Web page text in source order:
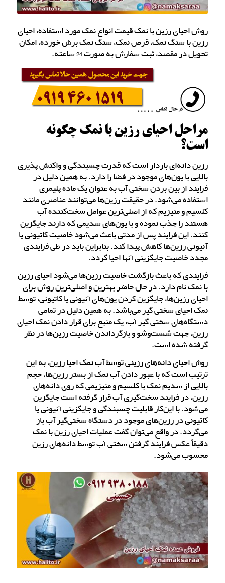
روش احیای رزین با نمک قیمت انواع نمک مورد استفاده، احیای
رزین با سنگ نمک، قرص نمک، سنگ نمک برش خورده، امکان
تحویل در مقصد، ثبت سفارش به صورت 24 ساعته.
مراحل احیای رزین با نمک چگونه
است؟
رزین دانه‌ای باردار است که قدرت چسبندگی و واکنش پذیری
بالایی با یون‌های موجود در فضا را دارد. به همین دلیل در
فرایند از بین بردن سختی آب به عنوان یک ماده پلیمری
استفاده می‌شود. در حقیقت رزین‌ها می‌توانند عناصری مانند
کلسیم و منیزیم که از اصلی‌ترین عوامل سخت‌کننده آب
هستند را جذب نموده و با یون‌های سدیمی که دارند جایگزین
کنند. این فرایند پس از مدتی باعث می‌شود خاصیت کاتیونی یا
آنیونی رزین‌ها کاهش پیدا کند. بنابراین باید در طی فرایندی
مجدد خاصیت جایگزینی آنها احیا گردد.
فرایندی که باعث بازگشت خاصیت رزین‌ها می‌شود احیای رزین
با نمک نام دارد. در حال حاضر بهترین و اصلی‌ترین روش برای
احیای رزین‌ها، جایگزین کردن یون‌های آنیونی یا کاتیونی، توسط
نمک احیای سختی‌ گیر می‌باشد. به همین دلیل در تمامی
دستگاه‌های سختی گیر آب، یک منبع برای قرار دادن نمک احیای
رزین، جهت شست‌وشو و بازگرداندن خاصیت رزین‌ها در نظر
گرفته شده است.
روش احیای دانه‌های رزینی توسط آب نمک احیا رزین، به این
ترتیب است که با عبور دادن آب نمک از بستر رزین‌ها، حجم
بالایی از سدیم نمک با کلسیم و منیزیمی که روی دانه‌های
رزین، در فرایند سخت‌گیری آب قرار گرفته است جایگزین
می‌شود. با این‌کار قابلیت چسبندگی و جایگزینی آنیونی یا
کاتیونی در رزین‌های موجود در دستگاه سختی‌گیر آب باز
می‌گردد. در واقع می‌توان گفت عملیات احیای رزین با نمک
دقیقاً عکس فرایند گرفتن سختی آب توسط دانه‌های رزین
محسوب می‌شود.